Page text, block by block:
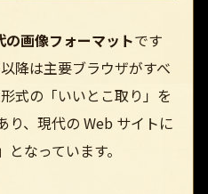
画像フォーマットです
降は主要ブラウザがすべ
式の「いいとこ取り」を
り、現代の Web サイトに
となっています。